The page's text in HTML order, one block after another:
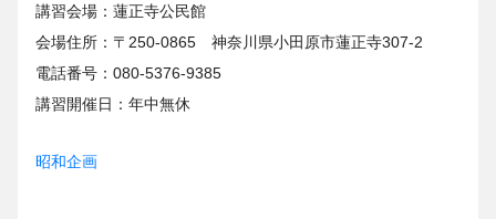
講習会場：蓮正寺公民館
会場住所：〒250-0865 神奈川県小田原市蓮正寺307-2
電話番号：080-5376-9385
講習開催日：年中無休
昭和企画